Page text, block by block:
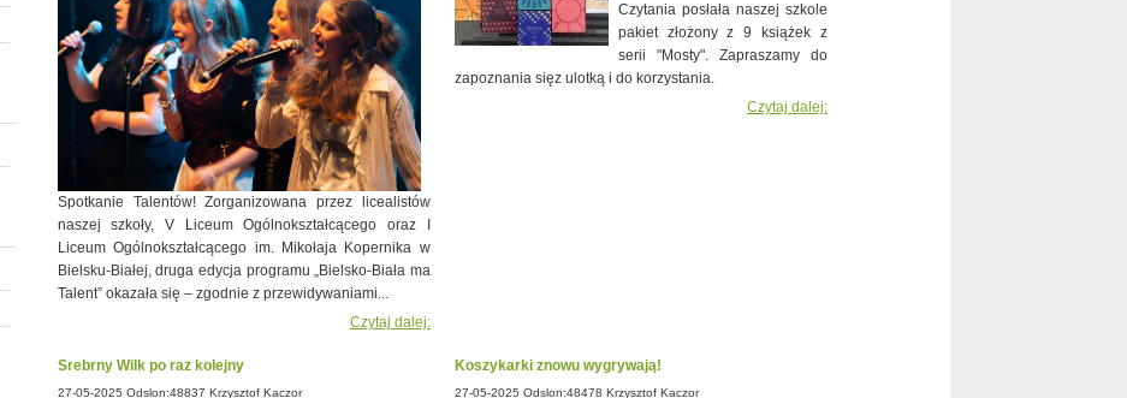
Spotkanie Talentów! Zorganizowana przez licealistów
naszej szkoły, V Liceum Ogólnokształcącego oraz I
Liceum Ogólnokształcącego im. Mikołaja Kopernika w
Bielsku-Białej, druga edycja programu „Bielsko-Biała ma
Talent” okazała się – zgodnie z przewidywaniami...
Czytaj dalej:
Czytania posłała naszej szkole
pakiet złożony z 9 książek z
serii "Mosty". Zapraszamy do
zapoznania sięz ulotką i do korzystania.
Czytaj dalej:
Srebrny Wilk po raz kolejny
27-05-2025 Odslon:48837 Krzysztof Kaczor
Koszykarki znowu wygrywają!
27-05-2025 Odslon:48478 Krzysztof Kaczor